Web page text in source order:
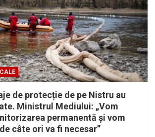
de protecție de pe Nistru au
Ministrul Mediului: „Vom
permanentă și vom
câte ori va fi necesar”